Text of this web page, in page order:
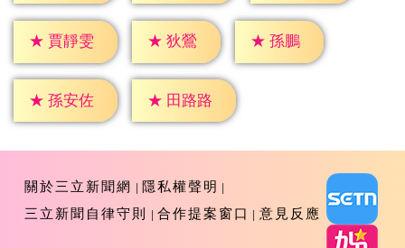
★ 賈靜雯 ★ 狄鶯 ★ 孫鵬
★ 孫安佐 ★ 田路路
關於三立新聞網
隱私權聲明
三立新聞自律守則
合作提案窗口 意見反應